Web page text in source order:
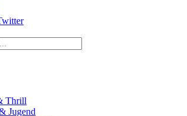
Thrill
Jugend